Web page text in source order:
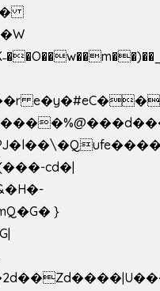
cd�|
}